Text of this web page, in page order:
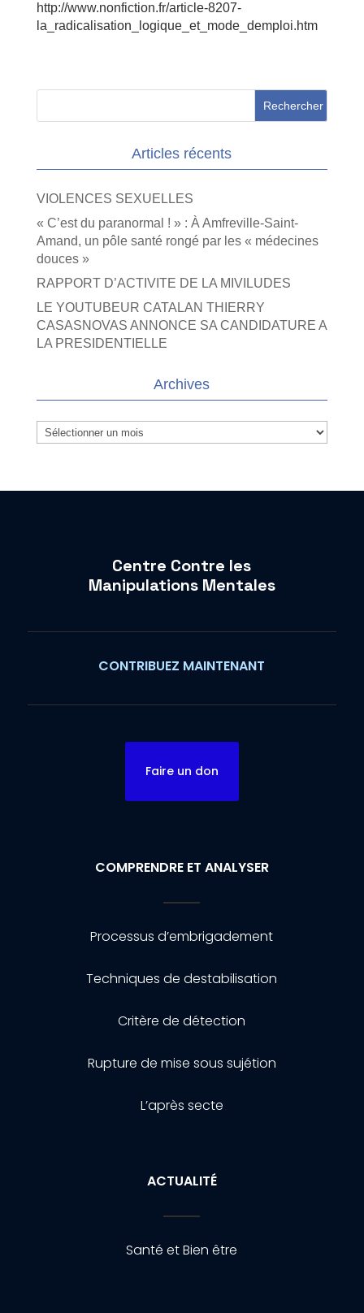
http://www.nonfiction.fr/article-8207-
la_radicalisation_logique_et_mode_demploi.htm
Articles récents
VIOLENCES SEXUELLES
« C’est du paranormal ! » : À Amfreville-Saint-
Amand, un pôle santé rongé par les « médecines
douces »
RAPPORT D’ACTIVITE DE LA MIVILUDES
LE YOUTUBEUR CATALAN THIERRY
CASASNOVAS ANNONCE SA CANDIDATURE A
LA PRESIDENTIELLE
Archives
Archives
Centre Contre les
Manipulations Mentales
CONTRIBUEZ MAINTENANT
Faire un don
COMPRENDRE ET ANALYSER
Processus d’embrigadement
Techniques de destabilisation
Critère de détection
Rupture de mise sous sujétion
L’après secte
ACTUALITÉ
Santé et Bien être